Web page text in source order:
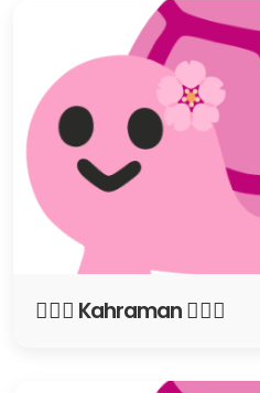
🦸🏻‍♂️ Kahraman 🦸🏻‍♂️